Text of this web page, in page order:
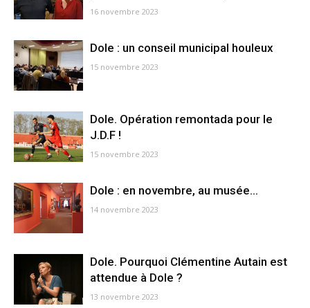
16 novembre 2023
Dole : un conseil municipal houleux
15 novembre 2023
Dole. Opération remontada pour le
J.D.F !
15 novembre 2023
Dole : en novembre, au musée…
14 novembre 2023
Dole. Pourquoi Clémentine Autain est
attendue à Dole ?
13 novembre 2023